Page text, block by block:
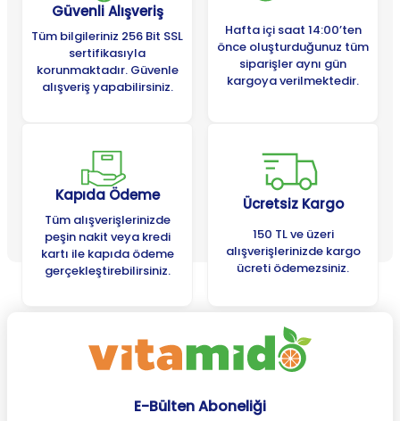
Güvenli Alışveriş
Tüm bilgileriniz 256 Bit SSL
sertifikasıyla
korunmaktadır. Güvenle
alışveriş yapabilirsiniz.
Hafta içi saat 14:00’ten
önce oluşturduğunuz tüm
siparişler aynı gün
kargoya verilmektedir.
Kapıda Ödeme
Tüm alışverişlerinizde
peşin nakit veya kredi
kartı ile kapıda ödeme
gerçekleştirebilirsiniz.
Ücretsiz Kargo
150 TL ve üzeri
alışverişlerinizde kargo
ücreti ödemezsiniz.
E-Bülten Aboneliği